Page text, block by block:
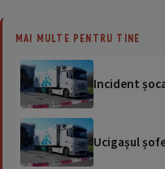
MAI MULTE PENTRU TINE
Incident
Ucigașul